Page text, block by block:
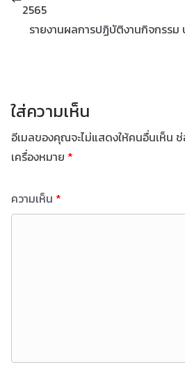
2565
รายงานผลการปฏิบัติงานกิจกรรม
ใส่ความเห็น
อีเมลของคุณจะไม่แสดงให้คนอื่นเห็น
เครื่องหมาย *
ความเห็น *